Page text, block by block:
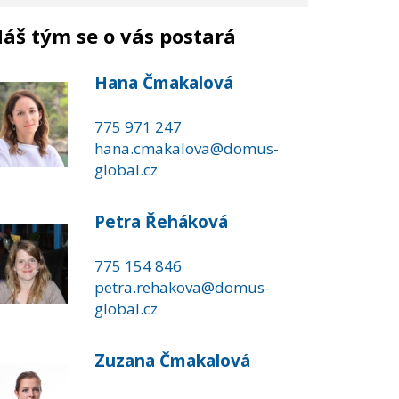
tým se o vás postará
Hana Čmakalová
775 971 247
hana.cmakalova@domus-
global.cz
Petra Řeháková
775 154 846
petra.rehakova@domus-
global.cz
Zuzana Čmakalová